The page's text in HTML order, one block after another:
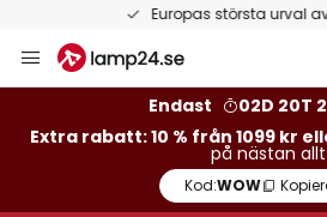
Europas största urval
Hoppa
till
Endast
02D 20T
Extra rabatt: 10 % från 1099 kr
på nästan allt
Kod:WOW